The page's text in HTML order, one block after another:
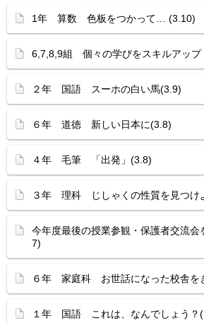
1年 算数 色板をつかって… (3.10)
6,7,8,9組 個々の学びをスキルアップ
２年 国語 スーホの白い馬(3.9)
６年 道徳 新しい日本に(3.8)
４年 毛筆 「出発」(3.8)
３年 理科 じしゃくの性質を見つけ
今年度最後の授業参観・保護者交流会
7)
６年 家庭科 お世話になった校舎を
１年 国語 これは、なんでしょう？